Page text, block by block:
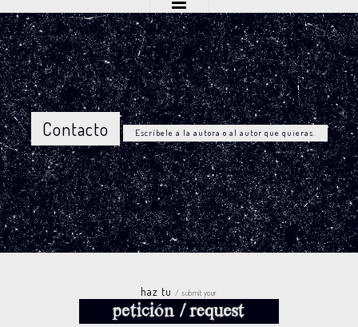
Contacto Escríbele a la autora o al autor que quieras.
haz tu/ submit your